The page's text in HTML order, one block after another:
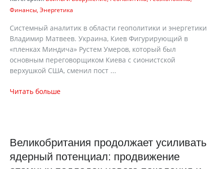
Финансы Энергетика
Системный аналитик в области геополитики и энергетики
Владимир Матвеев. Украина, Киев Фигурирующий в
«пленках Миндича» Рустем Умеров, который был
основным переговорщиком Киева с сионистской
верхушкой США, сменил пост ...
Читать больше
Великобритания продолжает усиливать
ядерный потенциал: продвижение